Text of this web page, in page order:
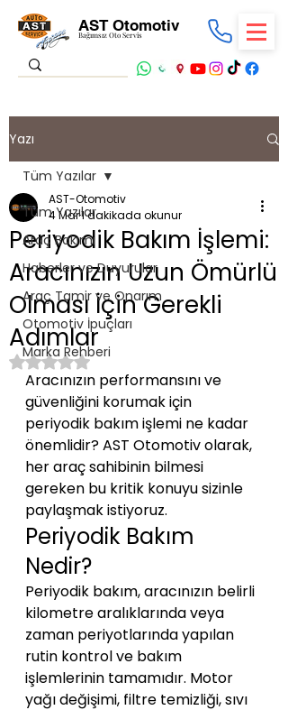
AST Otomotiv
Bağımsız Oto Servis
Yazı
Tüm Yazılar
Araç Bakımı
Haberler ve Duyurular
Araç Tamir ve Onarım
Otomotiv İpuçları
Marka Rehberi
Tüm Yazılar
Periyodik Bakım İşlemi:
Aracınızın Uzun Ömürlü
Olması İçin Gerekli
Adımlar
AST-Otomotiv
4 Mar1 dakikada okunur
5 üzerinden NaN yıldız
Aracınızın performansını ve
güvenliğini korumak için
periyodik bakım işlemi ne kadar
önemlidir? AST Otomotiv olarak,
her araç sahibinin bilmesi
gereken bu kritik konuyu sizinle
paylaşmak istiyoruz.
Periyodik Bakım
Nedir?
Periyodik bakım, aracınızın belirli
kilometre aralıklarında veya
zaman periyotlarında yapılan
rutin kontrol ve bakım
işlemlerinin tamamıdır. Motor
yağı değişimi, filtre temizliği, sıvı